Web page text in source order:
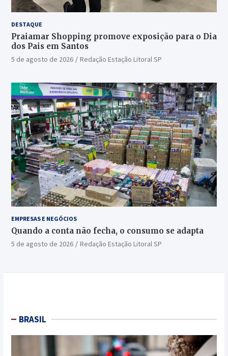
DESTAQUE
Praiamar Shopping promove exposição para o Dia
dos Pais em Santos
5 de agosto de 2026 Redação Estação Litoral SP
EMPRESAS E NEGÓCIOS
Quando a conta não fecha, o consumo se adapta
5 de agosto de 2026 Redação Estação Litoral SP
BRASIL